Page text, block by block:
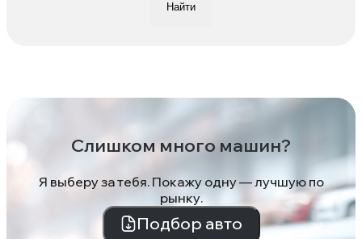
Найти
Слишком много машин?
Я выберу за тебя. Покажу одну — лучшую по
рынку.
Подбор авто